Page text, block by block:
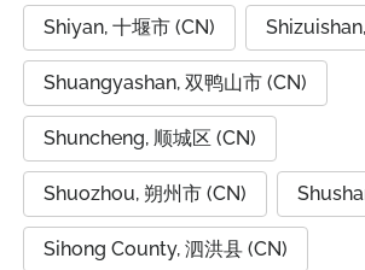
Shiyan, 十堰市 (CN)
Shuangyashan, 双鸭山市 (CN)
Shuncheng, 顺城区 (CN)
Shuozhou, 朔州市 (CN)
Sihong County, 泗洪县 (CN)